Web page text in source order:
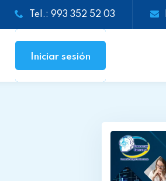
Tel.: 993 352 52 03
Iniciar sesión